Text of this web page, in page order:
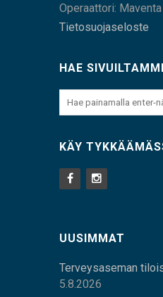
Operaattori: Maventa
Tietosuojaseloste
HAE
KÄY
UUSIMMAT
Terveysaseman
5.8.2026